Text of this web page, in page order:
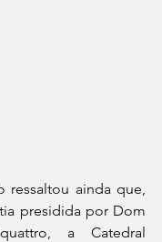
ressaltou ainda que,
presidida por Dom
a Catedral